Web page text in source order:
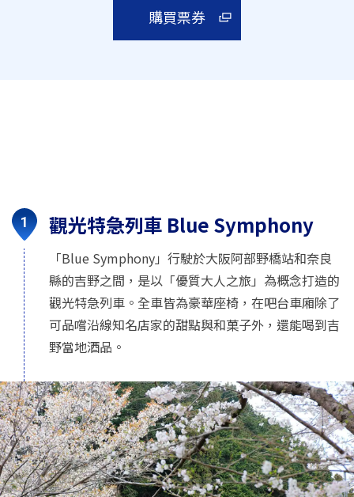
購買票券
觀光特急列車 Blue Symphony
「Blue Symphony」行駛於大阪阿部野橋站和奈良
縣的吉野之間，是以「優質大人之旅」為概念打造的
觀光特急列車。全車皆為豪華座椅，在吧台車廂除了
可品嚐沿線知名店家的甜點與和菓子外，還能喝到吉
野當地酒品。